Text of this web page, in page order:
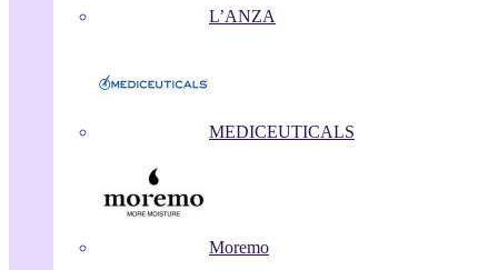
L’ANZA
MEDICEUTICALS
Moremo